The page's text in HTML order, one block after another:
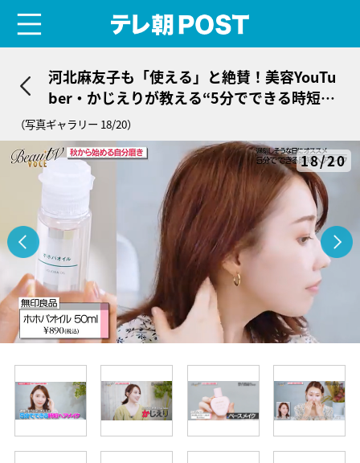
河北麻友子も「使える」と絶賛！美容YouTu
ber・かじえりが教える“5分でできる時短ヘ
アメイク”
（写真ギャラリー 18/20）
18/20